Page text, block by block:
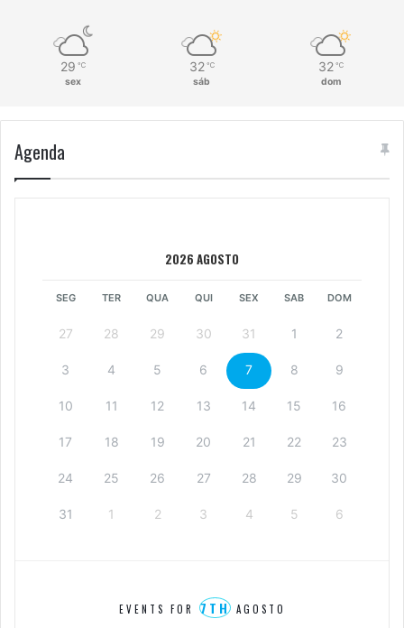
29 ℃
sex
32 ℃
sáb
32 ℃
dom
Agenda
2026 AGOSTO
SEG TER QUA QUI SEX SAB DOM
27 28 29 30 31 1 2
3 4 5 6 7 8 9
10 11 12 13 14 15 16
17 18 19 20 21 22 23
24 25 26 27 28 29 30
31 1 2 3 4 5 6
EVENTS FOR 7THAGOSTO